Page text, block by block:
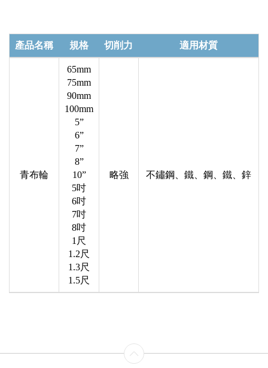
產品名稱 規格 切削力 適用材質
青布輪
65mm
75mm
90mm
100mm
5”
6”
7”
8”
10”
5吋
6吋
7吋
8吋
1尺
1.2尺
1.3尺
1.5尺
略強 不鏽鋼、鐵、鋼、鐵、鋅